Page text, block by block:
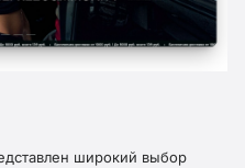
широкий выбор